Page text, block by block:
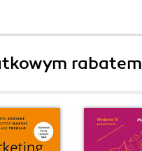
rabatem